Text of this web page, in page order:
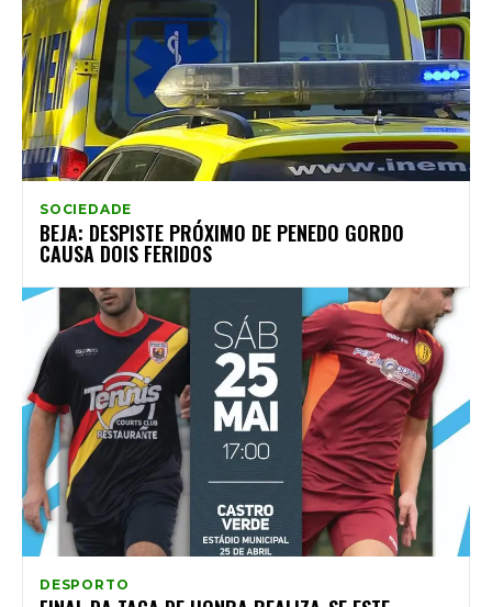
SOCIEDADE
BEJA: DESPISTE PRÓXIMO DE PENEDO GORDO
CAUSA DOIS FERIDOS
DESPORTO